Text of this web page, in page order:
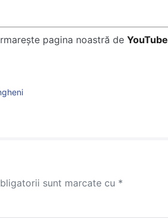
pagina noastră deYouTube
sunt marcate cu *